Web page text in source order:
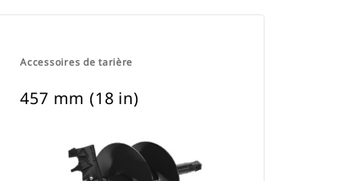
Accessoires de tarière
457 mm (18 in)